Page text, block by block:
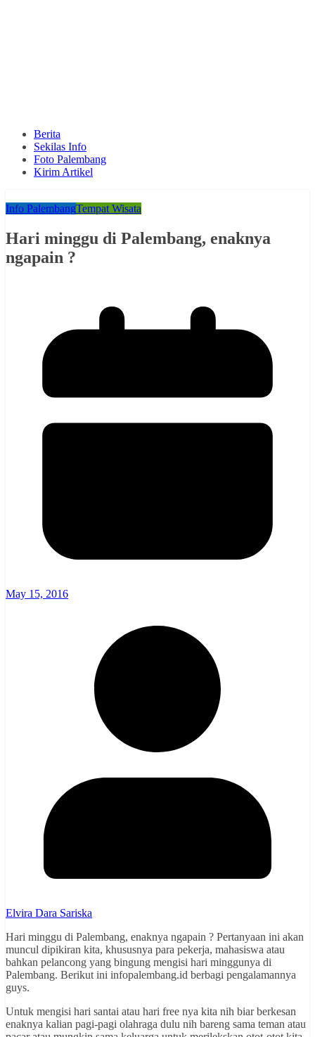
Berita
Sekilas Info
Foto Palembang
Kirim Artikel
Info PalembangTempat Wisata
Hari minggu di Palembang, enaknya
ngapain ?
May 15, 2016
Elvira Dara Sariska
Hari minggu di Palembang, enaknya ngapain ? Pertanyaan ini akan
muncul dipikiran kita, khususnya para pekerja, mahasiswa atau
bahkan pelancong yang bingung mengisi hari minggunya di
Palembang. Berikut ini infopalembang.id berbagi pengalamannya
guys.
Untuk mengisi hari santai atau hari free nya kita nih biar berkesan
enaknya kalian pagi-pagi olahraga dulu nih bareng sama teman atau